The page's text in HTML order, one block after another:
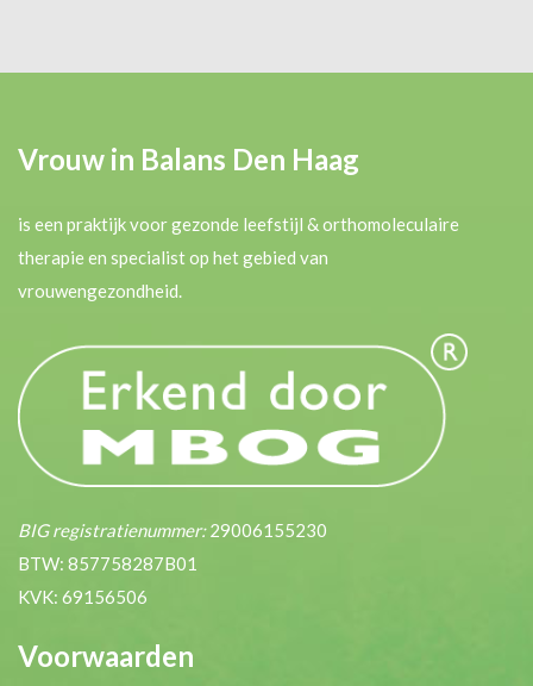
Vrouw in Balans Den Haag
is een praktijk voor gezonde leefstijl & orthomoleculaire
therapie en specialist op het gebied van
vrouwengezondheid.
BIG registratienummer:29006155230
BTW: 857758287B01
KVK: 69156506
Voorwaarden